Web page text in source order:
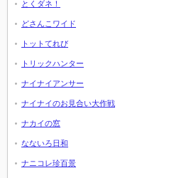
とくダネ！
どさんこワイド
トットてれび
トリックハンター
ナイナイアンサー
ナイナイのお見合い大作戦
ナカイの窓
なないろ日和
ナニコレ珍百景